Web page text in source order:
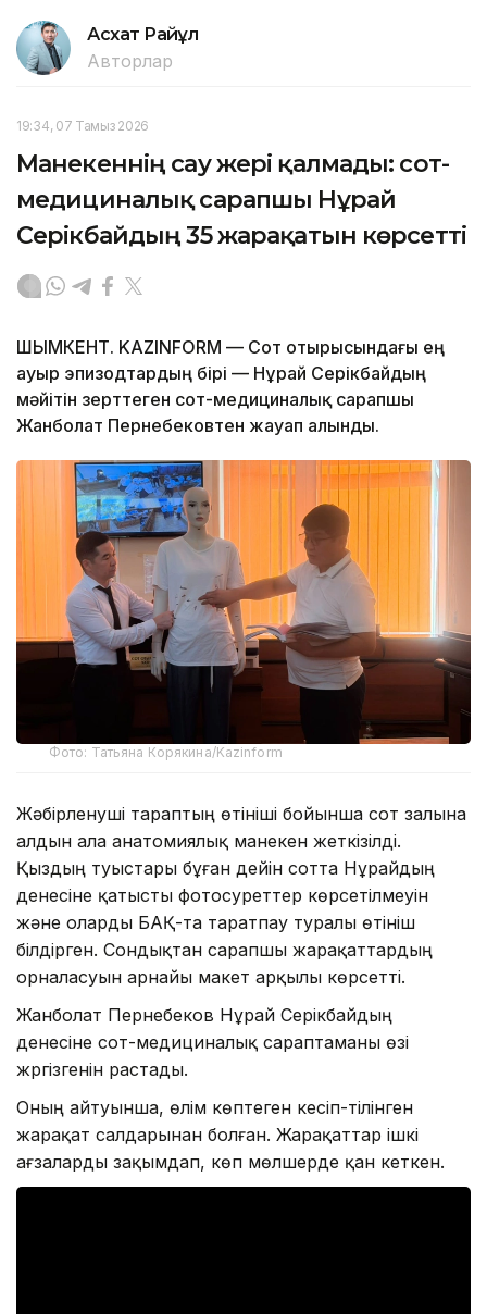
Асхат Райқұл
Авторлар
19:34, 07 Тамыз 2026
Манекеннің сау жері қалмады: сот-
медициналық сарапшы Нұрай
Серікбайдың 35 жарақатын көрсетті
ШЫМКЕНТ. KAZINFORM — Сот отырысындағы ең
ауыр эпизодтардың бірі — Нұрай Серікбайдың
мәйітін зерттеген сот-медициналық сарапшы
Жанболат Пернебековтен жауап алынды.
Фото: Татьяна Корякина/Kazinform
Жәбірленуші тараптың өтініші бойынша сот залына
алдын ала анатомиялық манекен жеткізілді.
Қыздың туыстары бұған дейін сотта Нұрайдың
денесіне қатысты фотосуреттер көрсетілмеуін
және оларды БАҚ-та таратпау туралы өтініш
білдірген. Сондықтан сарапшы жарақаттардың
орналасуын арнайы макет арқылы көрсетті.
Жанболат Пернебеков Нұрай Серікбайдың
денесіне сот-медициналық сараптаманы өзі
жүргізгенін растады.
Оның айтуынша, өлім көптеген кесіп-тілінген
жарақат салдарынан болған. Жарақаттар ішкі
ағзаларды зақымдап, көп мөлшерде қан кеткен.